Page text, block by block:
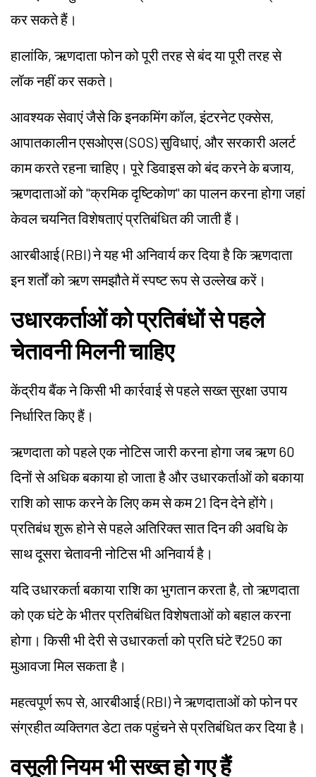
कर सकते हैं।
हालांकि, ऋणदाता फोन को पूरी तरह से बंद या पूरी तरह से
लॉक नहीं कर सकते।
आवश्यक सेवाएं जैसे कि इनकमिंग कॉल, इंटरनेट एक्सेस,
आपातकालीन एसओएस (SOS) सुविधाएं, और सरकारी अलर्ट
काम करते रहना चाहिए। पूरे डिवाइस को बंद करने के बजाय,
ऋणदाताओं को "क्रमिक दृष्टिकोण" का पालन करना होगा जहां
केवल चयनित विशेषताएं प्रतिबंधित की जाती हैं।
आरबीआई (RBI) ने यह भी अनिवार्य कर दिया है कि ऋणदाता
इन शर्तों को ऋण समझौते में स्पष्ट रूप से उल्लेख करें।
उधारकर्ताओं को प्रतिबंधों से पहले
चेतावनी मिलनी चाहिए
केंद्रीय बैंक ने किसी भी कार्रवाई से पहले सख्त सुरक्षा उपाय
निर्धारित किए हैं।
ऋणदाता को पहले एक नोटिस जारी करना होगा जब ऋण 60
दिनों से अधिक बकाया हो जाता है और उधारकर्ताओं को बकाया
राशि को साफ करने के लिए कम से कम 21 दिन देने होंगे।
प्रतिबंध शुरू होने से पहले अतिरिक्त सात दिन की अवधि के
साथ दूसरा चेतावनी नोटिस भी अनिवार्य है।
यदि उधारकर्ता बकाया राशि का भुगतान करता है, तो ऋणदाता
को एक घंटे के भीतर प्रतिबंधित विशेषताओं को बहाल करना
होगा। किसी भी देरी से उधारकर्ता को प्रति घंटे ₹250 का
मुआवजा मिल सकता है।
महत्वपूर्ण रूप से, आरबीआई (RBI) ने ऋणदाताओं को फोन पर
संग्रहीत व्यक्तिगत डेटा तक पहुंचने से प्रतिबंधित कर दिया है।
वसूली नियम भी सख्त हो गए हैं